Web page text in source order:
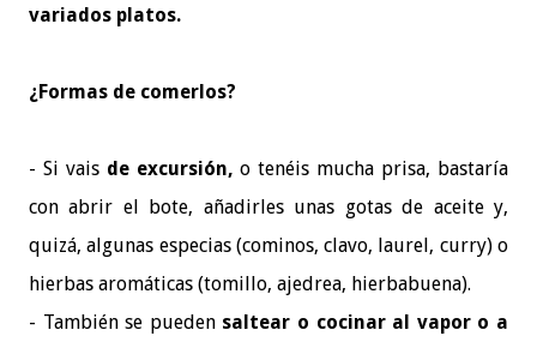
variados platos.
¿Formas de comerlos?
- Si vais de excursión, o tenéis mucha prisa, bastaría
con abrir el bote, añadirles unas gotas de aceite y,
quizá, algunas especias (cominos, clavo, laurel, curry) o
hierbas aromáticas (tomillo, ajedrea, hierbabuena).
- También se pueden saltear o cocinar al vapor o a